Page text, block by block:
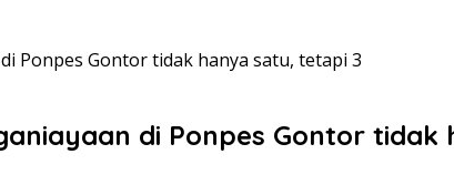
Ponpes Gontor tidak hanya satu, tetapi 3
di Ponpes Gontor